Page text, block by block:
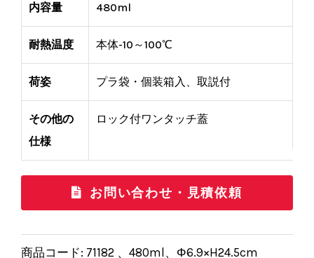
内容量 480ml
耐熱温度 本体-10～100℃
荷姿 プラ袋・個装箱入、取説付
その他の
仕様
ロック付ワンタッチ蓋
お問い合わせ・見積依頼
商品コード: 71182 、480ml、Φ6.9×H24.5cm